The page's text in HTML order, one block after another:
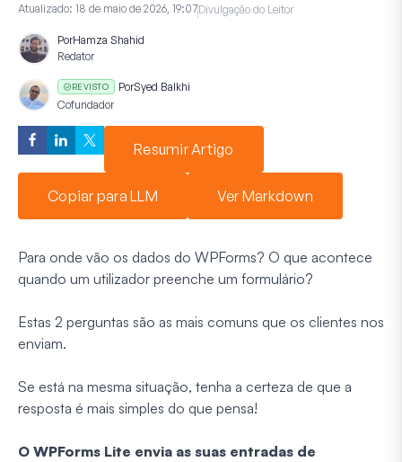
Atualizado: 18 de maio de 2026, 19:07Divulgação do Leitor
PorHamza Shahid
Redator
REVISTO PorSyed Balkhi
Cofundador
Resumir Artigo
Copiar para LLM Ver Markdown
Para onde vão os dados do WPForms? O que acontece
quando um utilizador preenche um formulário?
Estas 2 perguntas são as mais comuns que os clientes nos
enviam.
Se está na mesma situação, tenha a certeza de que a
resposta é mais simples do que pensa!
O WPForms Lite envia as suas entradas de